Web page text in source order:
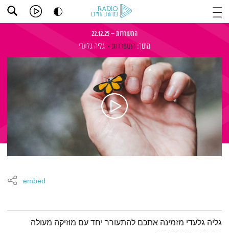
התעוררות – 22.12.25
מתוך: התעוררות גליה גלעדי
embed
תמצית הפודקאסט
גליה גלעדי מזמינה אתכם להתעורר יחד עם מוזיקה מעולה